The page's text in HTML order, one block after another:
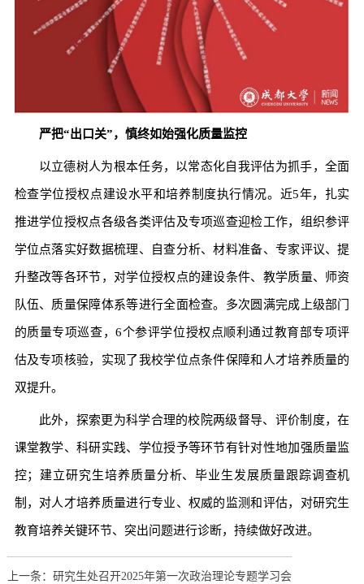
严把“出口关”，慎终如始强化质量监控
以立德树人为根本任务，以常态化自我评估为抓手，全面
检查学位授权点建设水平和培养制度执行情况。近5年，扎实
推进学位授权点各级各类评估及专项巡查迎检工作，组织参评
学位点落实好数据梳理、自查分析、材料准备、专家评议、提
升整改等各环节，对学位授权点的建设条件、教学质量、师资
队伍、质量保障体系等进行全面检查。多次圆满完成上级部门
的质量专项巡查，6个参评学位授权点顺利通过教育部专项评
估及专项核验，实现了我校学位点条件保障和人才培养质量的
双提升。
此外，探索更为科学合理的校院两级督导、评价制度，在
课堂教学、科研实践、学位授予等环节有针对性地加强质量监
控；建立研究生培养质量分析、毕业生发展质量跟踪调查机
制，对人才培养质量进行专业、权威的监测和评估，对研究生
教育培养关键环节、突出问题进行诊断，持续做好改进。
上一条：研究生处召开2025年第一次政治理论专题学习会